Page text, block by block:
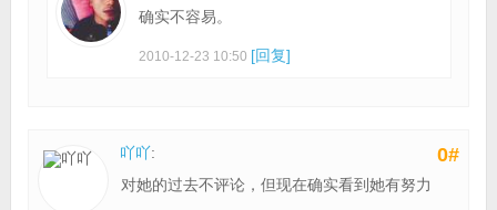
确实不容易。
2010-12-23 10:50 [回复]
0#
吖吖:
对她的过去不评论，但现在确实看到她有努力